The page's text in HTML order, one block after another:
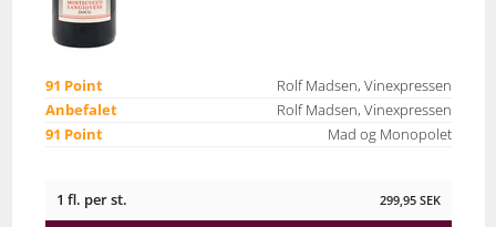
91 Point
Rolf Madsen, Vinexpressen
Anbefalet
Rolf Madsen, Vinexpressen
91 Point
Mad og Monopolet
1 fl. per st. 299,95 SEK